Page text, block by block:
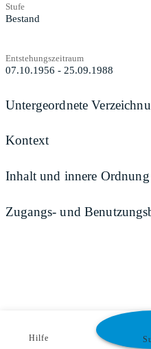
Stufe
Bestand
Entstehungszeitraum
07.10.1956 - 25.09.1988
Untergeordnete
Kontext
Inhalt und innere Ordnung
Zugangs- und
Hilfe